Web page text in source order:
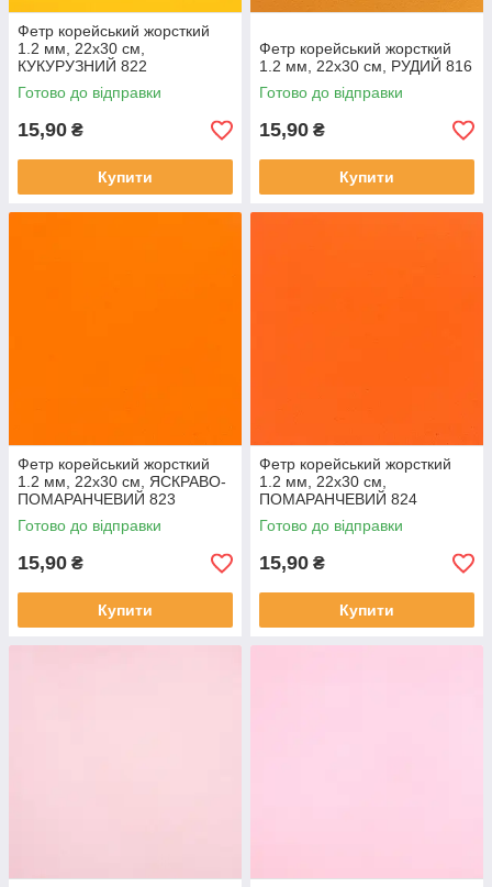
Фетр корейський жорсткий
1.2 мм, 22x30 см,
КУКУРУЗНИЙ 822
Готово до відправки
15,90 ₴
Купити
Фетр корейський жорсткий
1.2 мм, 22x30 см, РУДИЙ 816
Готово до відправки
15,90 ₴
Купити
Фетр корейський жорсткий
1.2 мм, 22x30 см, ЯСКРАВО-
ПОМАРАНЧЕВИЙ 823
Готово до відправки
15,90 ₴
Купити
Фетр корейський жорсткий
1.2 мм, 22x30 см,
ПОМАРАНЧЕВИЙ 824
Готово до відправки
15,90 ₴
Купити